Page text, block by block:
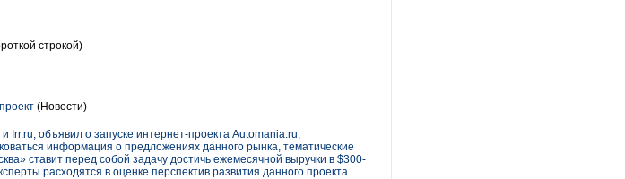
строкой)
(Новости)
объявил о запуске интернет-проекта Automania.ru,
информация о предложениях данного рынка, тематические
ставит перед собой задачу достичь ежемесячной выручки в $300-
расходятся в оценке перспектив развития данного проекта.